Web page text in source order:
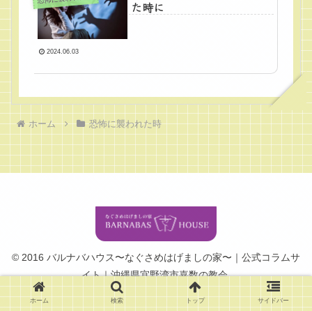
た時に
2024.06.03
ホーム 恐怖に襲われた時
© 2016 バルナバハウス〜なぐさめはげましの家〜｜公式コラムサ
イト｜沖縄県宜野湾市嘉数の教会.
ホーム 検索 トップ サイドバー